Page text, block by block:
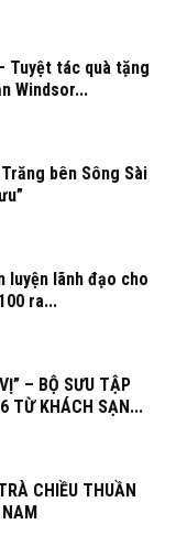
Tuyệt tác quà tặng
Windsor...
bên Sông Sài
luyện lãnh đạo cho
ra...
– BỘ SƯU TẬP
TỪ KHÁCH SẠN...
CHIỀU THUẦN